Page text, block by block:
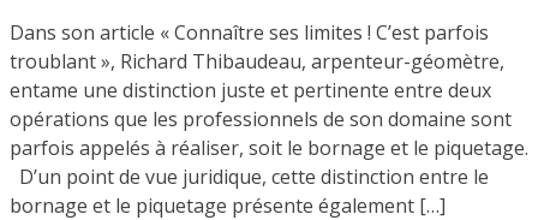
Dans son article « Connaître ses limites ! C’est parfois
troublant », Richard Thibaudeau, arpenteur-géomètre,
entame une distinction juste et pertinente entre deux
opérations que les professionnels de son domaine sont
parfois appelés à réaliser, soit le bornage et le piquetage.
D’un point de vue juridique, cette distinction entre le
bornage et le piquetage présente également […]